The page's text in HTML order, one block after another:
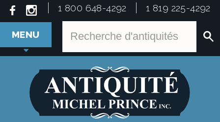
1 800 648-4292 1 819 225-4292
MENU